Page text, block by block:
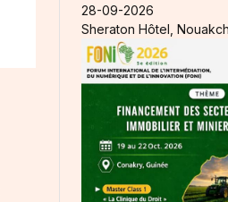
28-09-2026
Sheraton Hôtel,